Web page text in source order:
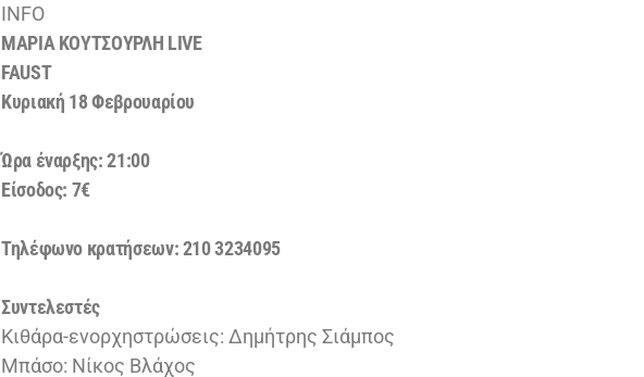
INFO
ΜΑΡΙΑ ΚΟΥΤΣΟΥΡΛΗ LIVE
FAUST
Κυριακή 18 Φεβρουαρίου
Ώρα έναρξης: 21:00
Είσοδος: 7€
Τηλέφωνο κρατήσεων: 210 3234095
Συντελεστές
Κιθάρα-ενορχηστρώσεις: Δημήτρης Σιάμπος
Μπάσο: Νίκος Βλάχος